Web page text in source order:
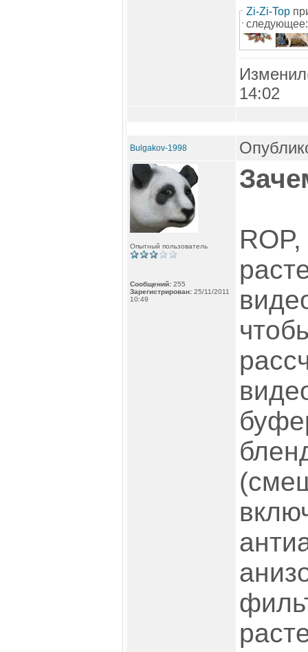
Zi-Zi-Top
14:02
Bulgakov-1998
Опытный пользователь
Сообщений: 255
Зарегистрирован: 25/11/2011
10:49